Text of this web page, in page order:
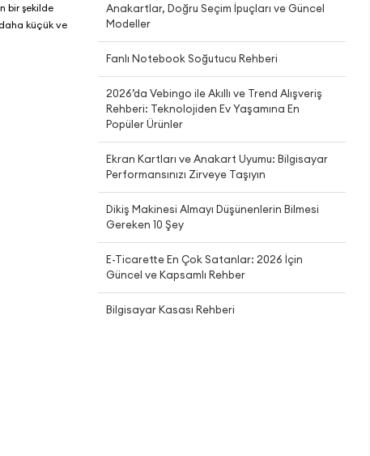
bir şekilde
küçük ve
Anakartlar, Doğru Seçim İpuçları ve Güncel
Modeller
Fanlı Notebook Soğutucu Rehberi
2026’da Vebingo ile Akıllı ve Trend Alışveriş
Rehberi: Teknolojiden Ev Yaşamına En
Popüler Ürünler
Ekran Kartları ve Anakart Uyumu: Bilgisayar
Performansınızı Zirveye Taşıyın
Dikiş Makinesi Almayı Düşünenlerin Bilmesi
Gereken 10 Şey
E-Ticarette En Çok Satanlar: 2026 İçin
Güncel ve Kapsamlı Rehber
Bilgisayar Kasası Rehberi